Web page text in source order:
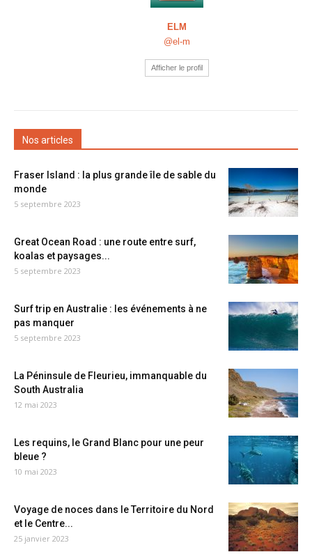
ELM
@el-m
Afficher le profil
Nos articles
Fraser Island : la plus grande île de sable du
monde
5 septembre 2023
Great Ocean Road : une route entre surf,
koalas et paysages...
5 septembre 2023
Surf trip en Australie : les événements à ne
pas manquer
5 septembre 2023
La Péninsule de Fleurieu, immanquable du
South Australia
12 mai 2023
Les requins, le Grand Blanc pour une peur
bleue ?
10 mai 2023
Voyage de noces dans le Territoire du Nord
et le Centre...
25 janvier 2023